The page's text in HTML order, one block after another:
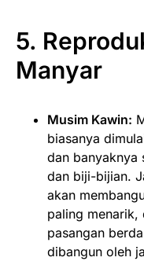
5.
Manyar
Musim Kawin:
biasanya
dan banyaknya
dan biji-bijian.
akan
paling menarik,
pasangan
dibangun oleh